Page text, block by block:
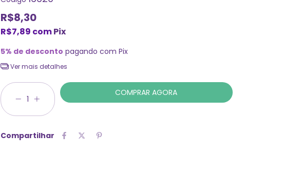
R$8,30
R$7,89 comPix
5% de desconto pagando com Pix
Ver mais detalhes
Compartilhar